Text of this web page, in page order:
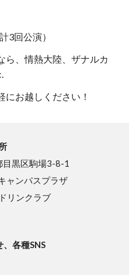
3回公演）
ら、情熱大陸、ザナルカ
お越しください！
黒区駒場3-8-1
ャンパスプラザ
リンクラブ
、各種SNS